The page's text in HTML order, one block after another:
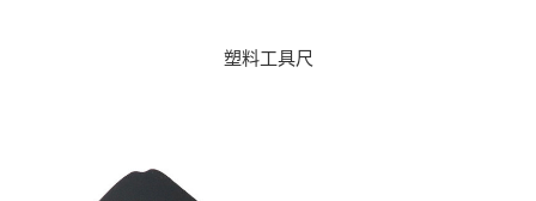
塑料工具尺